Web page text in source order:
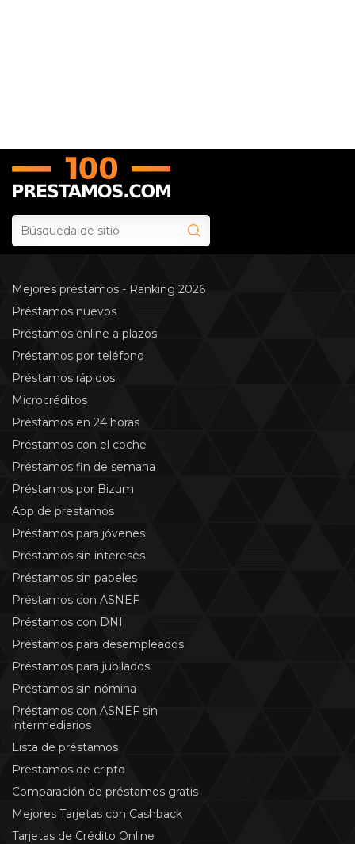
Mejores préstamos - Ranking 2026
Préstamos nuevos
Préstamos online a plazos
Préstamos por teléfono
Préstamos rápidos
Microcréditos
Préstamos en 24 horas
Préstamos con el coche
Préstamos fin de semana
Préstamos por Bizum
App de prestamos
Préstamos para jóvenes
Préstamos sin intereses
Préstamos sin papeles
Préstamos con ASNEF
Préstamos con DNI
Préstamos para desempleados
Préstamos para jubilados
Préstamos sin nómina
Préstamos con ASNEF sin
intermediarios
Lista de préstamos
Préstamos de cripto
Comparación de préstamos gratis
Mejores Tarjetas con Cashback
Tarjetas de Crédito Online